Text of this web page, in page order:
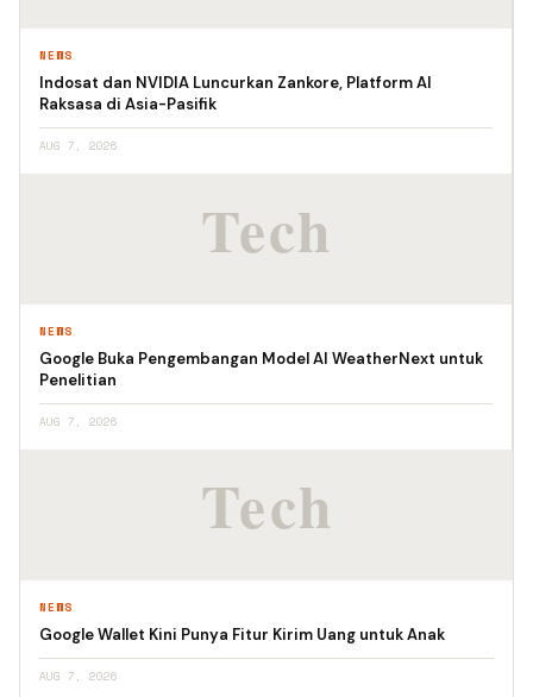
NEWS
Indosat dan NVIDIA Luncurkan Zankore, Platform AI
Raksasa di Asia-Pasifik
AUG 7, 2026
NEWS
Google Buka Pengembangan Model AI WeatherNext untuk
Penelitian
AUG 7, 2026
NEWS
Google Wallet Kini Punya Fitur Kirim Uang untuk Anak
AUG 7, 2026